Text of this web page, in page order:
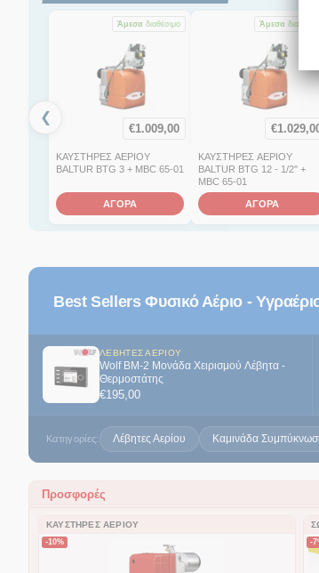
❮
Άμεσα διαθέσιμο
€1.009,00
ΚΑΥΣΤΗΡΕΣ ΑΕΡΙΟΥ
BALTUR BTG 3 + MBC 65-01
ΑΓΟΡΑ
Άμεσα διαθέσιμο
€
ΚΑΥΣΤΗΡΕΣ ΑΕΡΙΟΥ
BALTUR BTG 12 - 1/2'' +
MBC 65-01
ΑΓΟΡΑ
Best Sellers Φυσικό Αέριο -
ΛΈΒΗΤΕΣ ΑΕΡΊΟΥ
Wolf BM-2 Μονάδα Χειρισμού Λέβητα -
Θερμοστάτης
€195,00
Κατηγορίες: Λέβητες Αερίου Καμινάδα
Προσφορές
ΚΑΥΣΤΉΡΕΣ ΑΕΡΊΟΥ
-10% -